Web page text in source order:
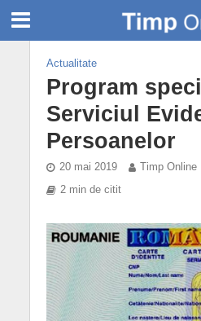
Actualitate
Program
Serviciul
Persoanelor
20 mai 2019 Timp Online
2 min de citit